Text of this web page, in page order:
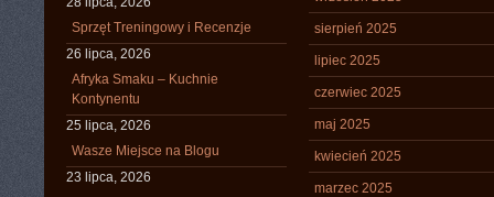
Sprzęt Treningowy i Recenzje
26 lipca, 2026
Afryka Smaku – Kuchnie
Kontynentu
25 lipca, 2026
Wasze Miejsce na Blogu
23 lipca, 2026
sierpień 2025
lipiec 2025
czerwiec 2025
maj 2025
kwiecień 2025
marzec 2025